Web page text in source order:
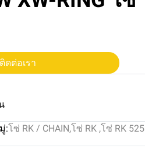
ติดต่อเรา
:โซ่ RK / CHAIN,โซ่ RK ,โซ่ RK 525